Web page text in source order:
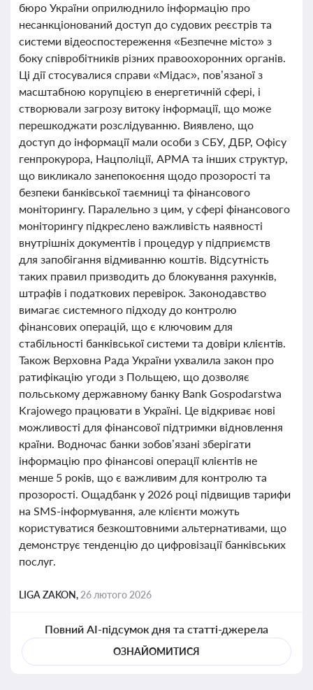
бюро України оприлюднило інформацію про
несанкціонований доступ до судових реєстрів та
системи відеоспостереження «Безпечне місто» з
боку співробітників різних правоохоронних органів.
Ці дії стосувалися справи «Мідас», пов’язаної з
масштабною корупцією в енергетичній сфері, і
створювали загрозу витоку інформації, що може
перешкоджати розслідуванню. Виявлено, що
доступ до інформації мали особи з СБУ, ДБР, Офісу
генпрокурора, Нацполіції, АРМА та інших структур,
що викликало занепокоєння щодо прозорості та
безпеки банківської таємниці та фінансового
моніторингу. Паралельно з цим, у сфері фінансового
моніторингу підкреслено важливість наявності
внутрішніх документів і процедур у підприємств
для запобігання відмиванню коштів. Відсутність
таких правил призводить до блокування рахунків,
штрафів і податкових перевірок. Законодавство
вимагає системного підходу до контролю
фінансових операцій, що є ключовим для
стабільності банківської системи та довіри клієнтів.
Також Верховна Рада України ухвалила закон про
ратифікацію угоди з Польщею, що дозволяє
польському державному банку Bank Gospodarstwa
Krajowego працювати в Україні. Це відкриває нові
можливості для фінансової підтримки відновлення
країни. Водночас банки зобов’язані зберігати
інформацію про фінансові операції клієнтів не
менше 5 років, що є важливим для контролю та
прозорості. Ощадбанк у 2026 році підвищив тарифи
на SMS-інформування, але клієнти можуть
користуватися безкоштовними альтернативами, що
демонструє тенденцію до цифровізації банківських
послуг.
LIGA ZAKON, 26 лютого 2026
Повний AI-підсумок дня та статті-джерела
ОЗНАЙОМИТИСЯ